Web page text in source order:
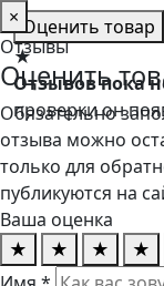
Оценить товар
★
Отзывов пока
проверки он
×
Отзывы
Оценить
Обязательно
отзыва можно
только для
публикуются на
Ваша оценка
★
★ ★ ★